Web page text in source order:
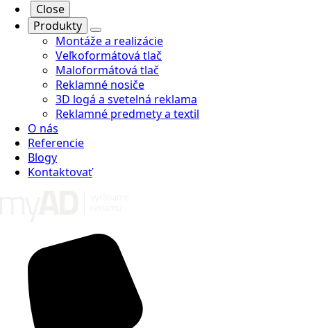
Close
Produkty
Montáže a realizácie
Veľkoformátová tlač
Maloformátová tlač
Reklamné nosiče
3D logá a svetelná reklama
Reklamné predmety a textil
O nás
Referencie
Blogy
Kontaktovať